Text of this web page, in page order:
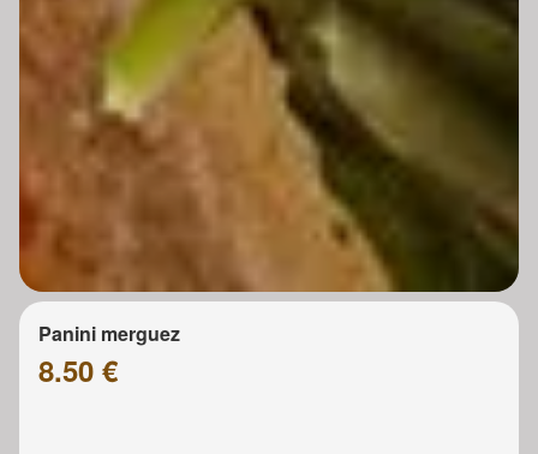
Panini merguez
8.50 €